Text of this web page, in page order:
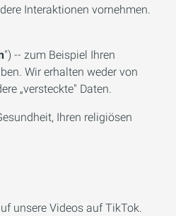
Interaktionen vornehmen.
") -- zum Beispiel Ihren
Wir erhalten weder von
„versteckte" Daten.
Ihren religiösen
unsere Videos auf TikTok.